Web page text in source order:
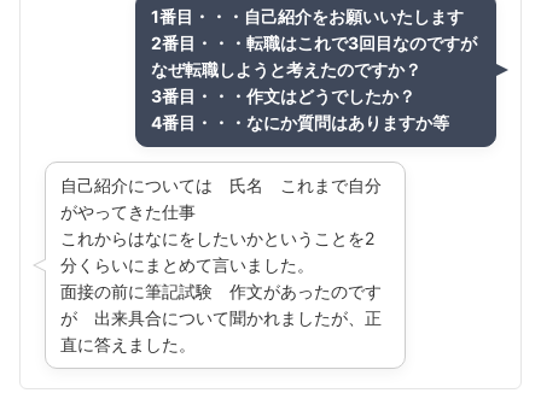
1番目・・・自己紹介をお願いいたします
2番目・・・転職はこれで3回目なのですが
なぜ転職しようと考えたのですか？
3番目・・・作文はどうでしたか？
4番目・・・なにか質問はありますか等
自己紹介については 氏名 これまで自分
がやってきた仕事
これからはなにをしたいかということを2
分くらいにまとめて言いました。
面接の前に筆記試験 作文があったのです
が 出来具合について聞かれましたが、正
直に答えました。